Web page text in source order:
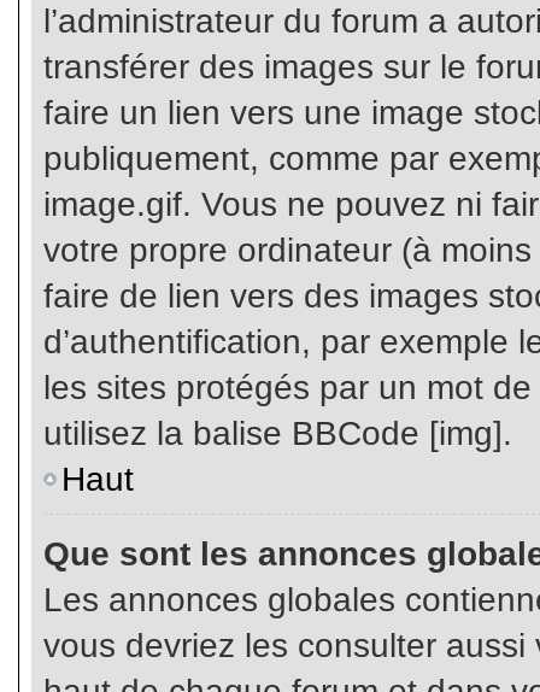
l’administrateur du forum a
transférer des images sur le
faire un lien vers une image
publiquement, comme par
image.gif. Vous ne pouvez ni
votre propre ordinateur (à
faire de lien vers des images
d’authentification, par exemple
les sites protégés par un mot
utilisez la balise BBCode [img].
Haut
Que sont les annonces
Les annonces globales
vous devriez les consulter